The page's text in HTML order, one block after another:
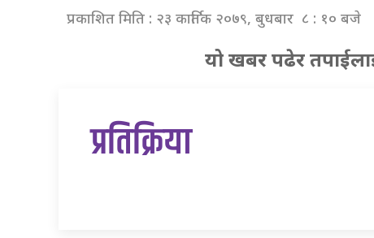
प्रकाशित मिति : २३ कार्तिक २०७९, बुधबार ८ : १० बजे
यो खबर पढेर
प्रतिक्रिया